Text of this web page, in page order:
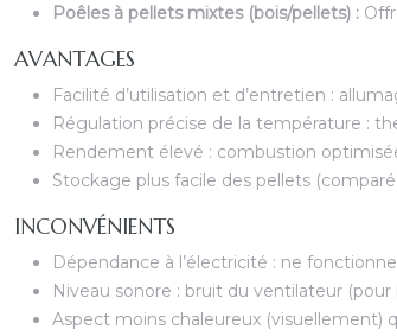
Poêles à pellets mixtes (bois/pellets) :
AVANTAGES
Facilité d’utilisation et d’entretien :
Régulation précise de la température :
Rendement élevé : combustion
Stockage plus facile des pellets (comparé
INCONVÉNIENTS
Dépendance à l’électricité : ne
Niveau sonore : bruit du ventilateur
Aspect moins chaleureux (visuellement)